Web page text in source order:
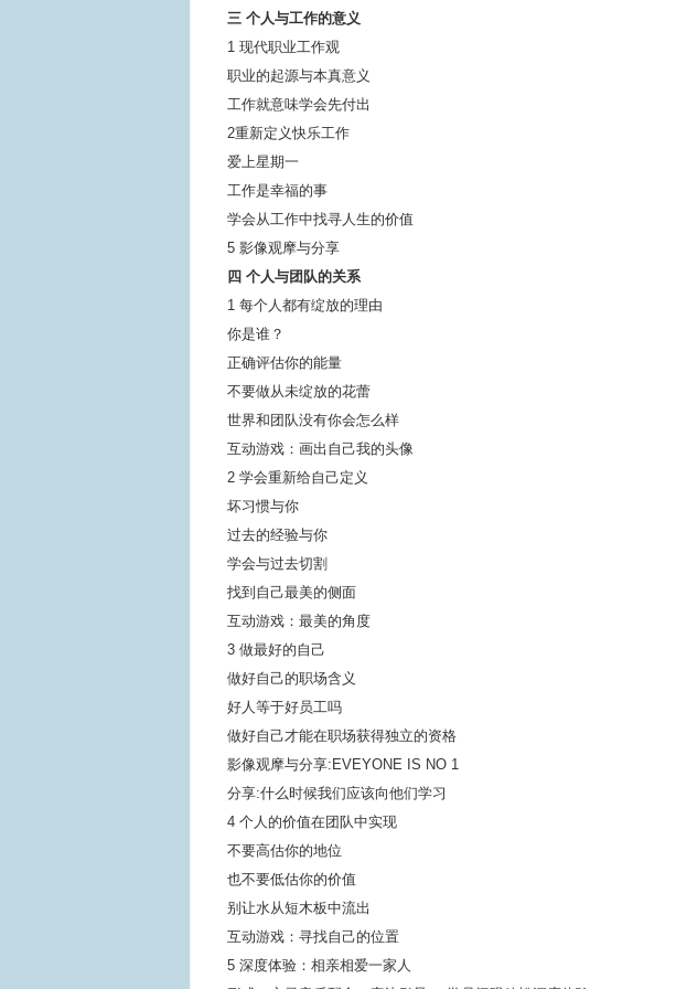
三 个人与工作的意义
1 现代职业工作观
职业的起源与本真意义
工作就意味学会先付出
2重新定义快乐工作
爱上星期一
工作是幸福的事
学会从工作中找寻人生的价值
5 影像观摩与分享
四 个人与团队的关系
1 每个人都有绽放的理由
你是谁？
正确评估你的能量
不要做从未绽放的花蕾
世界和团队没有你会怎么样
互动游戏：画出自己我的头像
2 学会重新给自己定义
坏习惯与你
过去的经验与你
学会与过去切割
找到自己最美的侧面
互动游戏：最美的角度
3 做最好的自己
做好自己的职场含义
好人等于好员工吗
做好自己才能在职场获得独立的资格
影像观摩与分享:EVEYONE IS NO 1
分享:什么时候我们应该向他们学习
4 个人的价值在团队中实现
不要高估你的地位
也不要低估你的价值
别让水从短木板中流出
互动游戏：寻找自己的位置
5 深度体验：相亲相爱一家人